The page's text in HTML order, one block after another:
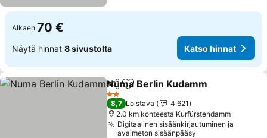
Alkaen 70 €
Näytä hinnat 8 sivustolta Katso hinnat
Jaa Lisää suosikkeihin
Numa Berlin Kudamm
2 Tähtiluokitus
8,7 Loistava
4 621
2.0 km kohteesta Kurfürstendamm
Digitaalinen sisäänkirjautuminen ja
avaimeton sisäänpääsy